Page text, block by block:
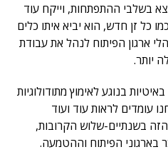
בשלבי ההתפתחות, וייקח עוד
כל זן חדש, הוא יביא איתו כלים
ארגון הפיתוח לנהל את עבודת
יותר.
בנוגע לאימוץ מתודולוגיות
עומדים לראות עוד ועוד
הזה בשנתיים-שלוש הקרובות,